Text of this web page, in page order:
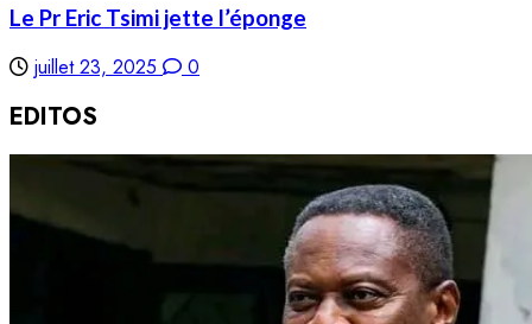
Le Pr Eric Tsimi jette l’éponge
juillet 23, 2025 0
EDITOS